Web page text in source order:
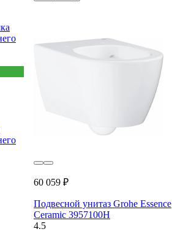
60 059 ₽
Подвесной унитаз Grohe Essence
Ceramic 3957100H
4.5